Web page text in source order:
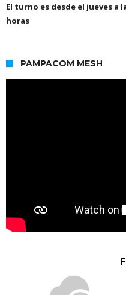
El turno es desde el jueves a
horas
PAMPACOM MESH